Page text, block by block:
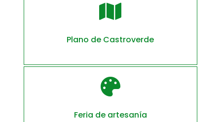

Plano de Castroverde

Feria de artesanía